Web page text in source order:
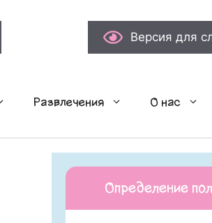
Версия для
Развлечения О нас
Определение